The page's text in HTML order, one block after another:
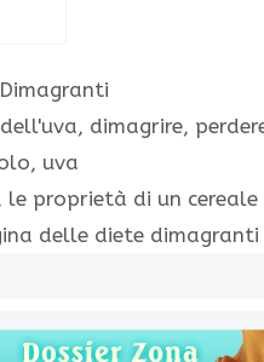
, dimagrire,
, uva
le proprietà di un
delle diete dimagranti